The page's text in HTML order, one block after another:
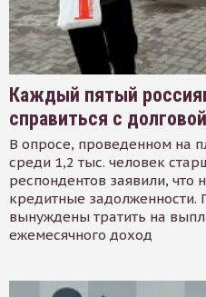
Каждый пятый
справиться с
В опросе, проведенном на
среди 1,2 тыс. человек
респондентов заявили, что
кредитные
вынуждены тратить на
ежемесячного доход